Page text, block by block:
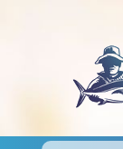
рыбалка
рыбалка